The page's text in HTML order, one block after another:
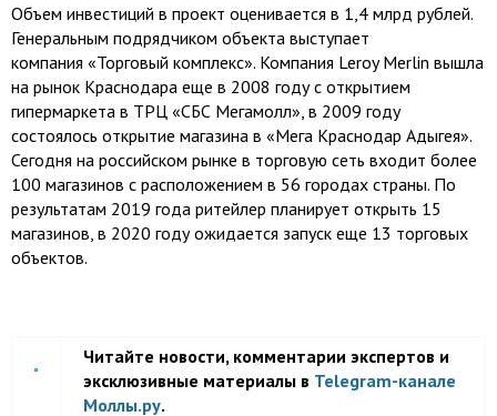
Объем инвестиций в проект оценивается в 1,4 млрд рублей.
Генеральным подрядчиком объекта выступает
компания «Торговый комплекс». Компания Leroy Merlin вышла
на рынок Краснодара еще в 2008 году с открытием
гипермаркета в ТРЦ «СБС Мегамолл», в 2009 году
состоялось открытие магазина в «Мега Краснодар Адыгея».
Сегодня на российском рынке в торговую сеть входит более
100 магазинов с расположением в 56 городах страны. По
результатам 2019 года ритейлер планирует открыть 15
магазинов, в 2020 году ожидается запуск еще 13 торговых
объектов.
Читайте новости, комментарии экспертов и
эксклюзивные материалы в Telegram-канале
Моллы.ру.